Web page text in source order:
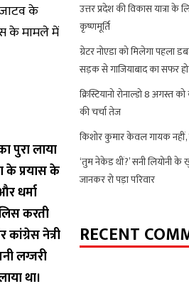
के
के मामले में
पुरा लाया
के प्रयास के
धर्मा
करती
नेत्री
लग्जरी
था।
उत्तर प्रदेश की विकास यात्रा
कृष्णमूर्ति
ग्रेटर नोएडा को मिलेगा
सड़क से गाजियाबाद का सफर
क्रिस्टियानो रोनाल्डो 8 अगस्त
की चर्चा तेज
किशोर कुमार केवल गायक नहीं,
‘तुम नेकेड थीं?’ सनी लियोनी
जानकर रो पड़ा परिवार
RECENT